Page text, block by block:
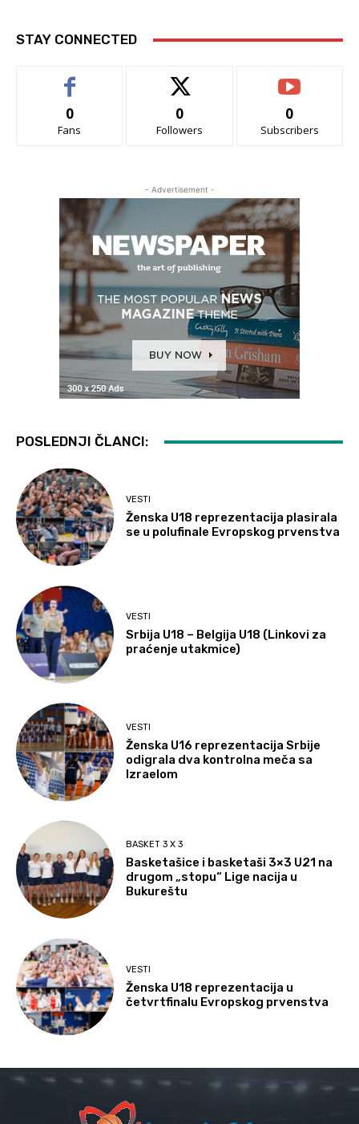
STAY CONNECTED
0
Fans
0
Followers
0
Subscribers
- Advertisement -
POSLEDNJI ČLANCI:
VESTI
Ženska U18 reprezentacija plasirala
se u polufinale Evropskog prvenstva
VESTI
Srbija U18 – Belgija U18 (Linkovi za
praćenje utakmice)
VESTI
Ženska U16 reprezentacija Srbije
odigrala dva kontrolna meča sa
Izraelom
BASKET 3 X 3
Basketašice i basketaši 3×3 U21 na
drugom „stopu“ Lige nacija u
Bukureštu
VESTI
Ženska U18 reprezentacija u
četvrtfinalu Evropskog prvenstva